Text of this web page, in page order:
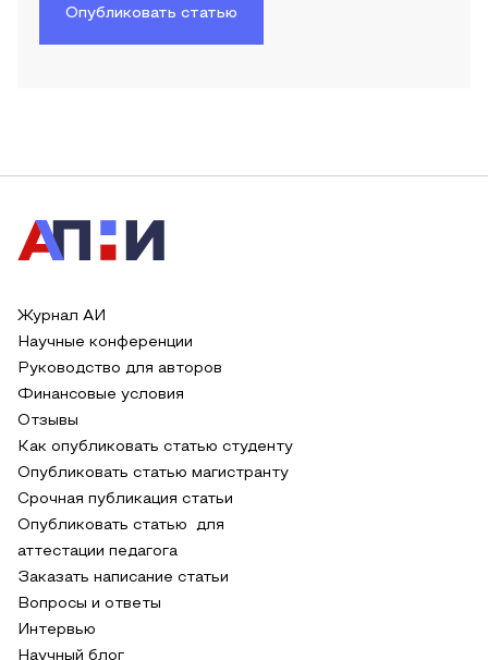
Опубликовать статью
Журнал АИ
Научные конференции
Руководство для авторов
Финансовые условия
Отзывы
Как опубликовать статью студенту
Опубликовать статью магистранту
Срочная публикация статьи
Опубликовать статью для
аттестации педагога
Заказать написание статьи
Вопросы и ответы
Интервью
Научный блог